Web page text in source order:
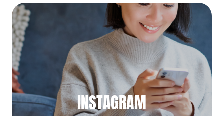
INSTAGRAM